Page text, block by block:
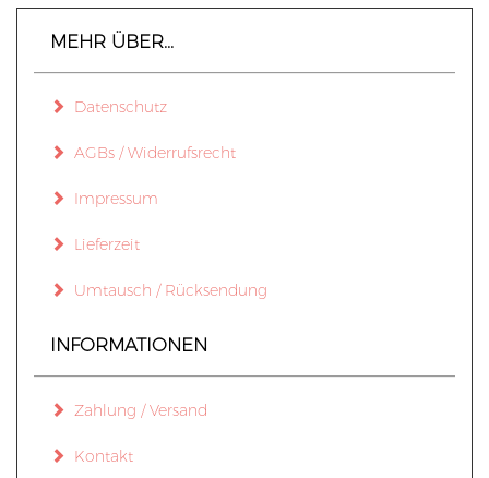
MEHR ÜBER...
Datenschutz
AGBs / Widerrufsrecht
Impressum
Lieferzeit
Umtausch / Rücksendung
INFORMATIONEN
Zahlung / Versand
Kontakt